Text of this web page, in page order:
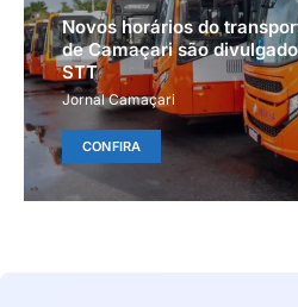
Novos horários do
de Camaçari são
STT
Jornal Camaçari
CONFIRA